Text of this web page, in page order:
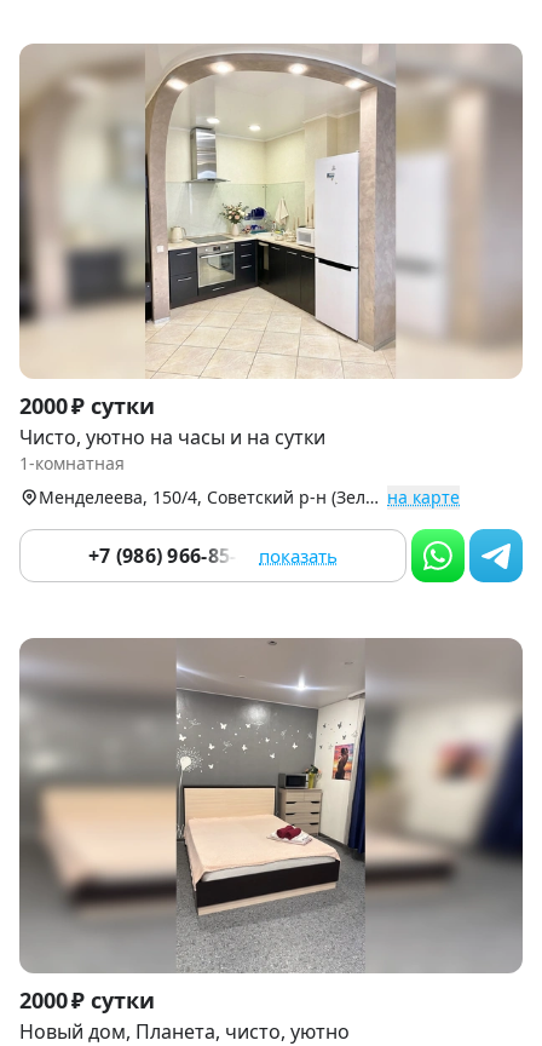
Item
1
of
2000 ₽ сутки
Чисто, уютно на часы и на сутки
1-комнатная
Менделеева, 150/4, Советский р-н (Зеленая Роща) на карте
+7 (986) 966-85-29 показать
Item
1
2000 ₽ сутки
Новый дом, Планета, чисто, уютно